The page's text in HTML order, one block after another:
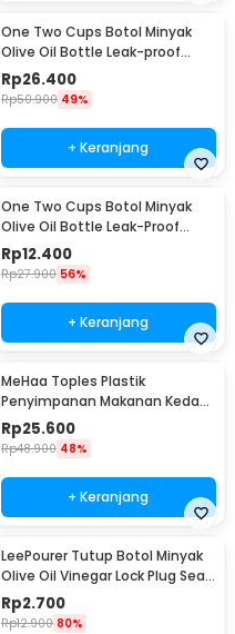
One Two Cups Botol Minyak
Olive Oil Bottle Leak-proof
500ml - CW199
Rp26.400
Rp50.900 49%
+ Keranjang
One Two Cups Botol Minyak
Olive Oil Bottle Leak-Proof
300ml - KG57H
Rp12.400
Rp27.900 56%
+ Keranjang
MeHaa Toples Plastik
Penyimpanan Makanan Kedap
Udara Storage Jar 1.8L - YF0086
Rp25.600
Rp48.900 48%
+ Keranjang
LeePourer Tutup Botol Minyak
Olive Oil Vinegar Lock Plug Seal
- HE131
Rp2.700
Rp12.900 80%